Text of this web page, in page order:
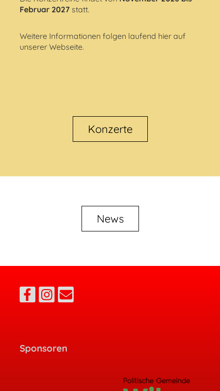
Februar 2027 statt.
Weitere Informationen folgen laufend hier auf
unserer Webseite.
Konzerte
News
Sponsoren